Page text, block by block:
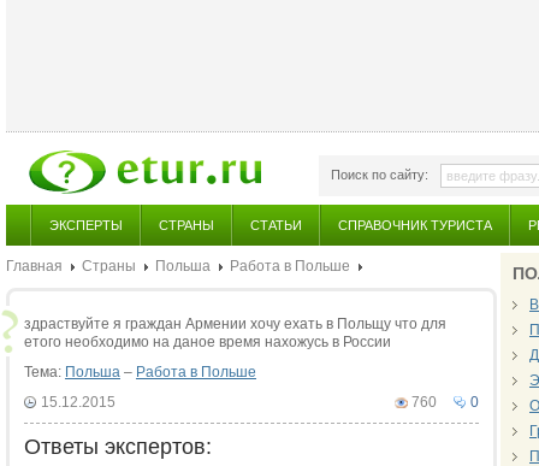
Поиск по сайту:
ЭКСПЕРТЫ СТРАНЫ СТАТЬИ СПРАВОЧНИК ТУРИСТА
Главная Страны Польша Работа в Польше
здраствуйте я граждан Армении хочу ехать в Польщу что для
етого необходимо на даное время нахожусь в России
Тема: Польша – Работа в Польше
0
760
15.12.2015
Ответы экспертов: